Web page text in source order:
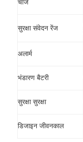
चार्ज
सुरक्षा संवेदन रेंज
अलार्म
भंडारण बैटरी
सुरक्षा सुरक्षा
डिजाइन जीवनकाल